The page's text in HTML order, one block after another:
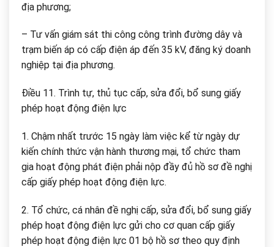
địa phương;
– Tư vấn giám sát thi công công trình đường dây và
trạm biến áp có cấp điện áp đến 35 kV, đăng ký doanh
nghiệp tại địa phương.
Điều 11. Trình tự, thủ tục cấp, sửa đổi, bổ sung giấy
phép hoạt động điện lực
1. Chậm nhất trước 15 ngày làm việc kể từ ngày dự
kiến chính thức vận hành thương mại, tổ chức tham
gia hoạt động phát điện phải nộp đầy đủ hồ sơ đề nghị
cấp giấy phép hoạt động điện lực.
2. Tổ chức, cá nhân đề nghị cấp, sửa đổi, bổ sung giấy
phép hoạt động điện lực gửi cho cơ quan cấp giấy
phép hoạt động điện lực 01 bộ hồ sơ theo quy định